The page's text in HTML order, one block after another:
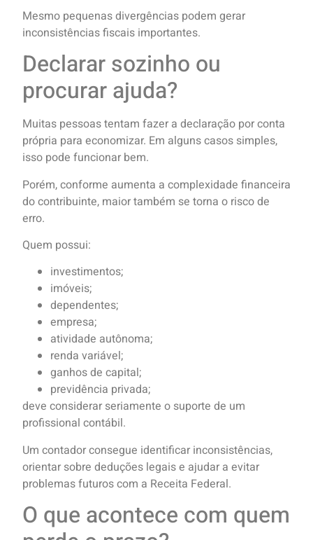
Mesmo pequenas divergências podem gerar
inconsistências fiscais importantes.
Declarar sozinho ou
procurar ajuda?
Muitas pessoas tentam fazer a declaração por conta
própria para economizar. Em alguns casos simples,
isso pode funcionar bem.
Porém, conforme aumenta a complexidade financeira
do contribuinte, maior também se torna o risco de
erro.
Quem possui:
investimentos;
imóveis;
dependentes;
empresa;
atividade autônoma;
renda variável;
ganhos de capital;
previdência privada;
deve considerar seriamente o suporte de um
profissional contábil.
Um contador consegue identificar inconsistências,
orientar sobre deduções legais e ajudar a evitar
problemas futuros com a Receita Federal.
O que acontece com quem